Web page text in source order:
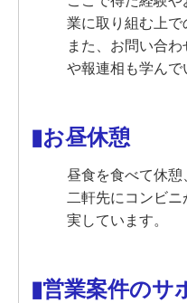
業に取り組む上で
また、お問い合
や報連相も学んで
▮お昼休憩
昼食を食べて休憩
二軒先にコンビ
実しています。
▮営業案件のサ